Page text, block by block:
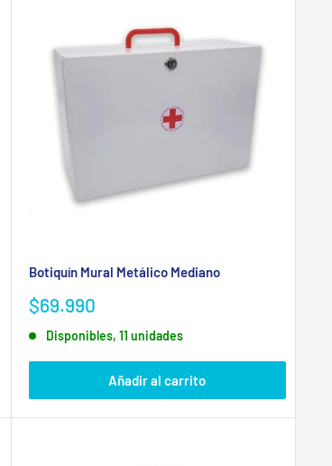
Botiquín Mural Metálico Mediano
Precio
venta
$69.990
Disponibles, 11 unidades
Añadir al carrito